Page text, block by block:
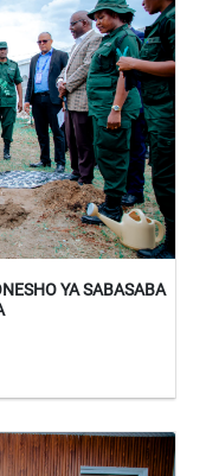
YA SABASABA